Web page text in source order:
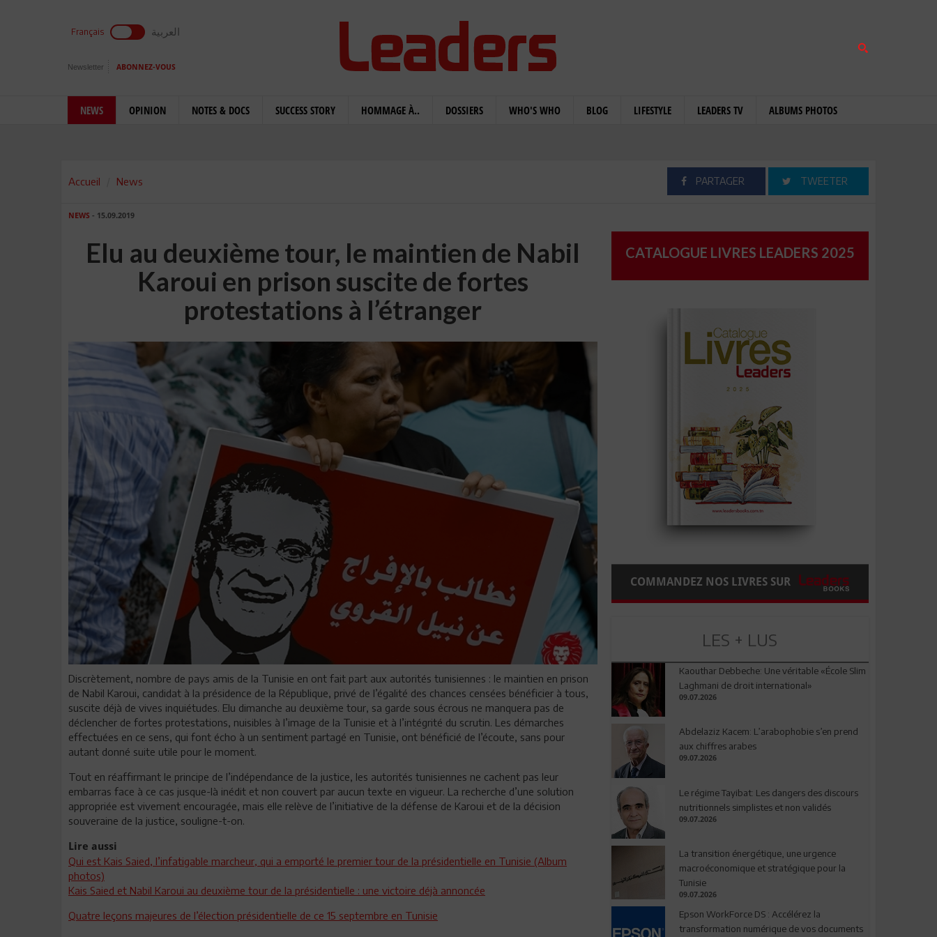
Français العربية
Newsletter ABONNEZ-VOUS
NEWS OPINION NOTES & DOCS SUCCESS STORY HOMMAGE À.. DOSSIERS WHO'S WHO BLOG LIFESTYLE LEADERS TV ALBUMS PHOTOS
Accueil News PARTAGER TWEETER
NEWS - 15.09.2019
Elu au deuxième tour, le maintien de Nabil
Karoui en prison suscite de fortes
protestations à l’étranger
Discrètement, nombre de pays amis de la Tunisie en ont fait part aux autorités tunisiennes : le maintien en prison
de Nabil Karoui, candidat à la présidence de la République, privé de l’égalité des chances censées bénéficier à tous,
suscite déjà de vives inquiétudes. Elu dimanche au deuxième tour, sa garde sous écrous ne manquera pas de
déclencher de fortes protestations, nuisibles à l’image de la Tunisie et à l’intégrité du scrutin. Les démarches
effectuées en ce sens, qui font écho à un sentiment partagé en Tunisie, ont bénéficié de l’écoute, sans pour
autant donné suite utile pour le moment.
Tout en réaffirmant le principe de l’indépendance de la justice, les autorités tunisiennes ne cachent pas leur
embarras face à ce cas jusque-là inédit et non couvert par aucun texte en vigueur. La recherche d’une solution
appropriée est vivement encouragée, mais elle relève de l’initiative de la défense de Karoui et de la décision
souveraine de la justice, souligne-t-on.
Lire aussi
Qui est Kais Saied, l’infatigable marcheur, qui a emporté le premier tour de la présidentielle en Tunisie (Album
photos)
Kais Saied et Nabil Karoui au deuxième tour de la présidentielle : une victoire déjà annoncée
Quatre leçons majeures de l’élection présidentielle de ce 15 septembre en Tunisie
CATALOGUE LIVRES LEADERS 2025
COMMANDEZ NOS LIVRES SUR
LES + LUS
Kaouthar Debbeche: Une véritable «École Slim
Laghmani de droit international»
09.07.2026
Abdelaziz Kacem: L’arabophobie s’en prend
aux chiffres arabes
09.07.2026
Le régime Tayibat: Les dangers des discours
nutritionnels simplistes et non validés
09.07.2026
La transition énergétique, une urgence
macroéconomique et stratégique pour la
Tunisie
09.07.2026
Epson WorkForce DS : Accélérez la
transformation numérique de vos documents